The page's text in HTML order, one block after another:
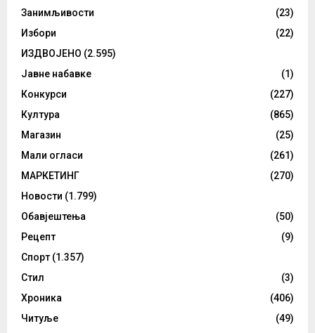
Занимљивости
(23)
Избори
(22)
ИЗДВОЈЕНО (2.595)
Јавне набавке
(1)
Конкурси
(227)
Култура
(865)
Магазин
(25)
Мали огласи
(261)
МАРКЕТИНГ
(270)
Новости (1.799)
Обавјештења
(50)
Рецепт
(9)
Спорт (1.357)
Стил
(3)
Хроника
(406)
Читуље
(49)